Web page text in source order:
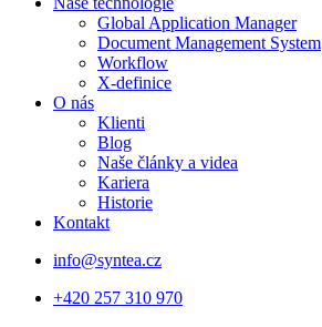
Global Application Manager
Document Management System
Workflow
X-definice
O nás
Klienti
Blog
Naše články a videa
Kariera
Historie
Kontakt
info@syntea.cz
+420 257 310 970